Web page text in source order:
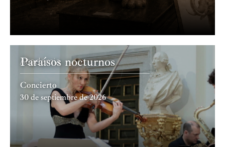
Academia
Paraísos nocturnos
Concierto
30 de septiembre de 2026